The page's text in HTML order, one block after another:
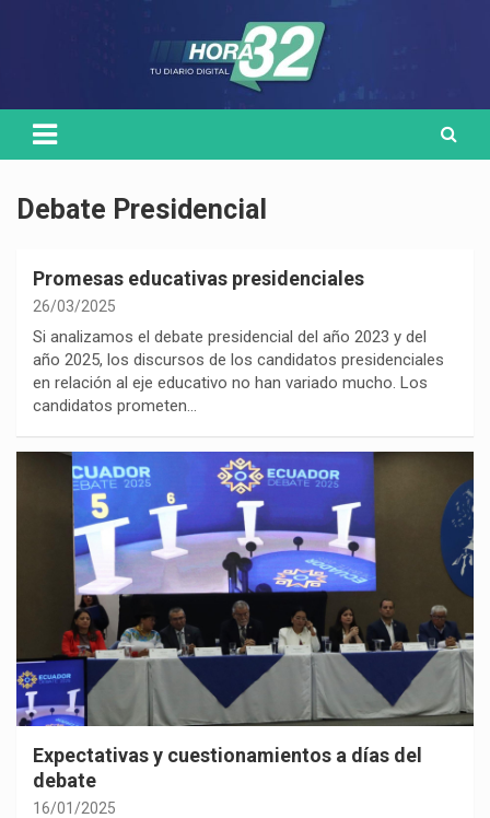
Debate Presidencial
Promesas educativas presidenciales
26/03/2025
Si analizamos el debate presidencial del año 2023 y del
año 2025, los discursos de los candidatos presidenciales
en relación al eje educativo no han variado mucho. Los
candidatos prometen…
Expectativas y cuestionamientos a días del
debate
16/01/2025